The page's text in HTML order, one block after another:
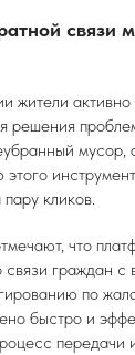
связи
жители активно
решения
мусор,
кликов.
что
связи граждан с
по
быстро и
передачи